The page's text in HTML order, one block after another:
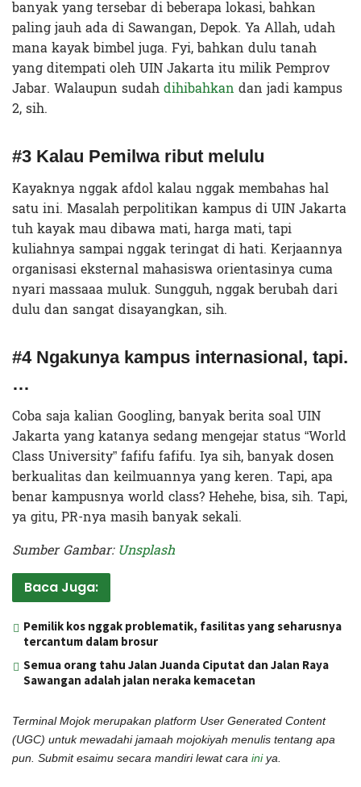
banyak yang tersebar di beberapa lokasi, bahkan
paling jauh ada di Sawangan, Depok. Ya Allah, udah
mana kayak bimbel juga. Fyi, bahkan dulu tanah
yang ditempati oleh UIN Jakarta itu milik Pemprov
Jabar. Walaupun sudahdihibahkan dan jadi kampus
2, sih.
#3 Kalau Pemilwa ribut melulu
Kayaknya nggak afdol kalau nggak membahas hal
satu ini. Masalah perpolitikan kampus di UIN Jakarta
tuh kayak mau dibawa mati, harga mati, tapi
kuliahnya sampai nggak teringat di hati. Kerjaannya
organisasi eksternal mahasiswa orientasinya cuma
nyari massaaa muluk. Sungguh, nggak berubah dari
dulu dan sangat disayangkan, sih.
#4 Ngakunya kampus internasional, tapi.
…
Coba saja kalian Googling, banyak berita soal UIN
Jakarta yang katanya sedang mengejar status “World
Class University” fafifu fafifu. Iya sih, banyak dosen
berkualitas dan keilmuannya yang keren. Tapi, apa
benar kampusnya world class? Hehehe, bisa, sih. Tapi,
ya gitu, PR-nya masih banyak sekali.
Sumber Gambar:Unsplash
Baca Juga:
Pemilik kos nggak problematik, fasilitas yang seharusnya
tercantum dalam brosur
Semua orang tahu Jalan Juanda Ciputat dan Jalan Raya
Sawangan adalah jalan neraka kemacetan
Terminal Mojok merupakan platform User Generated Content
(UGC) untuk mewadahi jamaah mojokiyah menulis tentang apa
pun. Submit esaimu secara mandiri lewat cara iniya.